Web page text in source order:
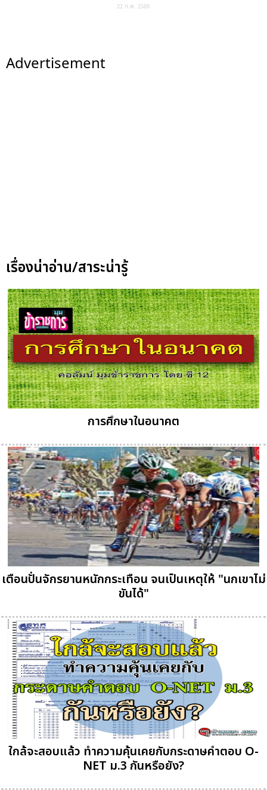
22 ก.ค. 2569
Advertisement
เรื่องน่าอ่าน/สาระน่ารู้
การศึกษาในอนาคต
เตือนปั่นจักรยานหนักกระเทือน จนเป็นเหตุให้ "นกเขาไม่
ขันได้"
ใกล้จะสอบแล้ว ทำความคุ้นเคยกับกระดาษคำตอบ O-
NET ม.3 กันหรือยัง?